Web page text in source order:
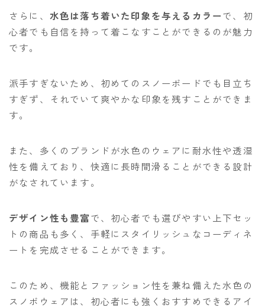
さらに、 水色は落ち着いた印象を与えるカラーで、初
心者でも自信を持って着こなすことができるのが魅力
です。
派手すぎないため、初めてのスノーボードでも目立ち
すぎず、それでいて爽やかな印象を残すことができま
す。
また、多くのブランドが水色のウェアに耐水性や透湿
性を備えており、快適に長時間滑ることができる設計
がなされています。
デザイン性も豊富で、初心者でも選びやすい上下セッ
トの商品も多く、手軽にスタイリッシュなコーディネ
ートを完成させることができます。
このため、機能とファッション性を兼ね備えた水色の
スノボウェアは、初心者にも強くおすすめできるアイ